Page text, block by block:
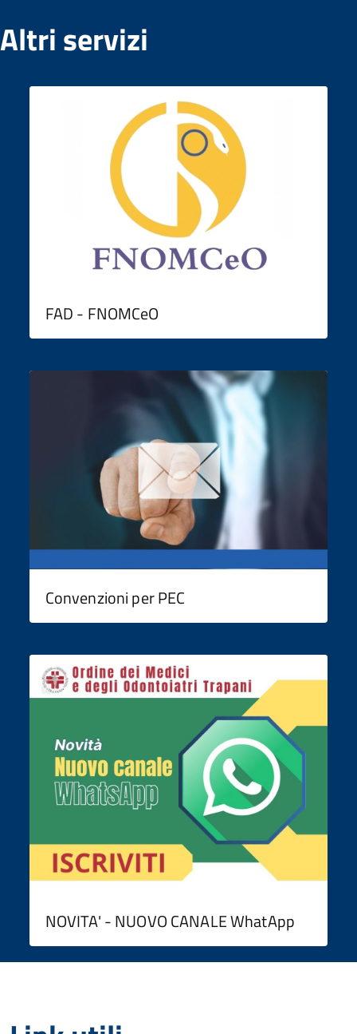
Altri servizi
FAD - FNOMCeO
Convenzioni per PEC
NOVITA' - NUOVO CANALE WhatApp